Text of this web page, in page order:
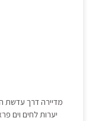
מדיירה דרך עדשת
יערות לחים וים